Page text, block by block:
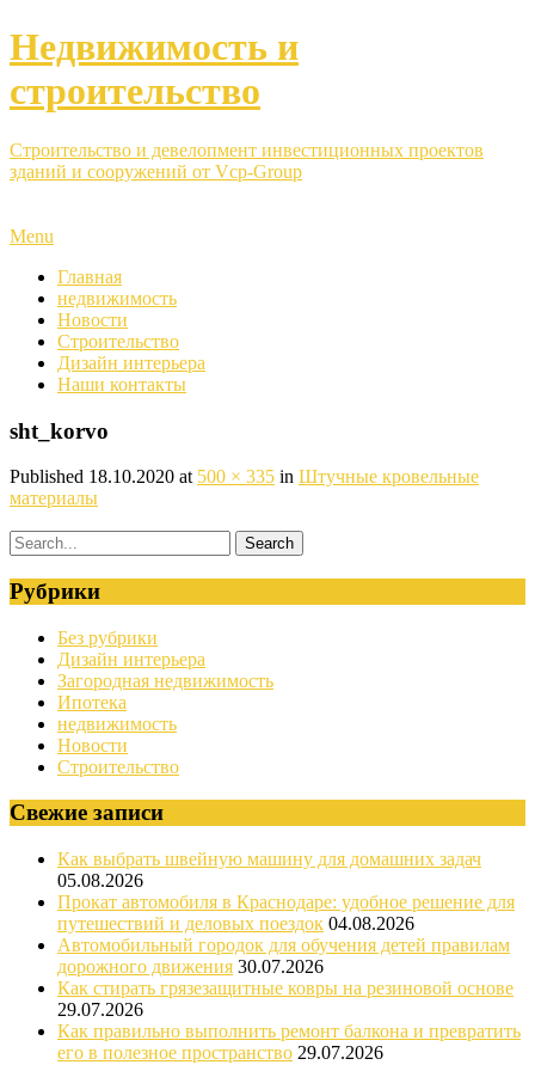
Недвижимость и
строительство
Строительство и девелопмент инвестиционных проектов
зданий и сооружений от Vcp-Group
Menu
Главная
недвижимость
Новости
Строительство
Дизайн интерьера
Наши контакты
sht_korvo
Published 18.10.2020 at 500 × 335 in Штучные кровельные
материалы
Рубрики
Без рубрики
Дизайн интерьера
Загородная недвижимость
Ипотека
недвижимость
Новости
Строительство
Свежие записи
Как выбрать швейную машину для домашних задач
05.08.2026
Прокат автомобиля в Краснодаре: удобное решение для
путешествий и деловых поездок 04.08.2026
Автомобильный городок для обучения детей правилам
дорожного движения 30.07.2026
Как стирать грязезащитные ковры на резиновой основе
29.07.2026
Как правильно выполнить ремонт балкона и превратить
его в полезное пространство 29.07.2026